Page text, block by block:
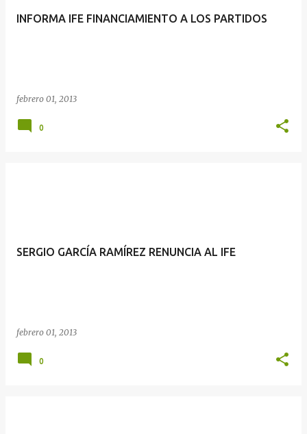
INFORMA IFE FINANCIAMIENTO A LOS PARTIDOS
febrero 01, 2013
0
SERGIO GARCÍA RAMÍREZ RENUNCIA AL IFE
febrero 01, 2013
0